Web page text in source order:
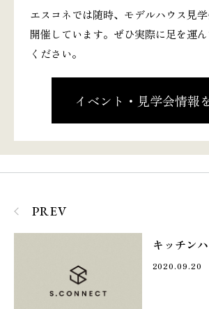
エスコネでは随時、モデルハウス見
開催しています。ぜひ実際に足を運
ください。
イベント・見学会情報
PREV
キッチン
2020.09.20